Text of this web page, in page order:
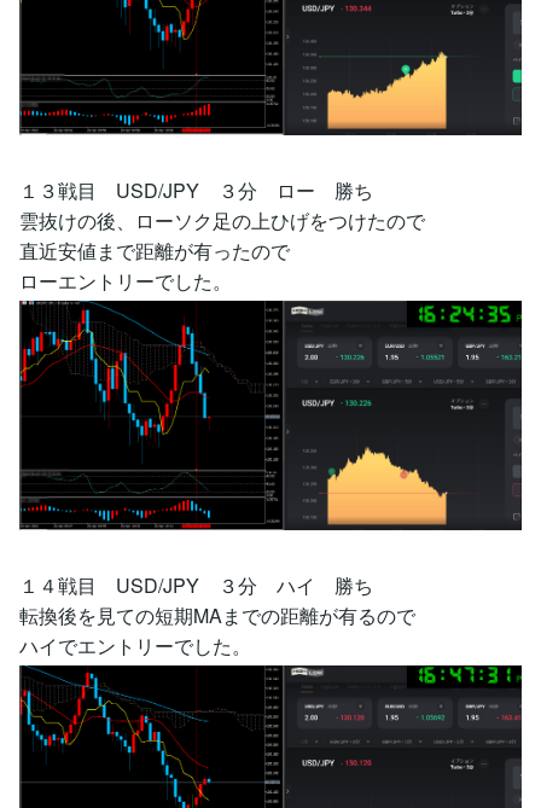
１３戦目 USD/JPY ３分 ロー 勝ち
雲抜けの後、ローソク足の上ひげをつけたので
直近安値まで距離が有ったので
ローエントリーでした。
１４戦目 USD/JPY ３分 ハイ 勝ち
転換後を見ての短期MAまでの距離が有るので
ハイでエントリーでした。